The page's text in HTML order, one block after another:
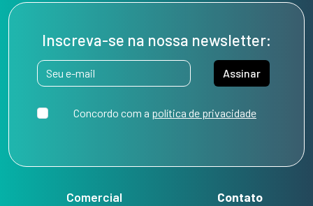
Inscreva-se na nossa newsletter:
Assinar
Concordo com a política de privacidade
Comercial
Contato